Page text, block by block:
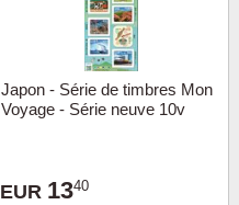
Japon - Série de timbres Mon
Voyage - Série neuve 10v
EUR 1340